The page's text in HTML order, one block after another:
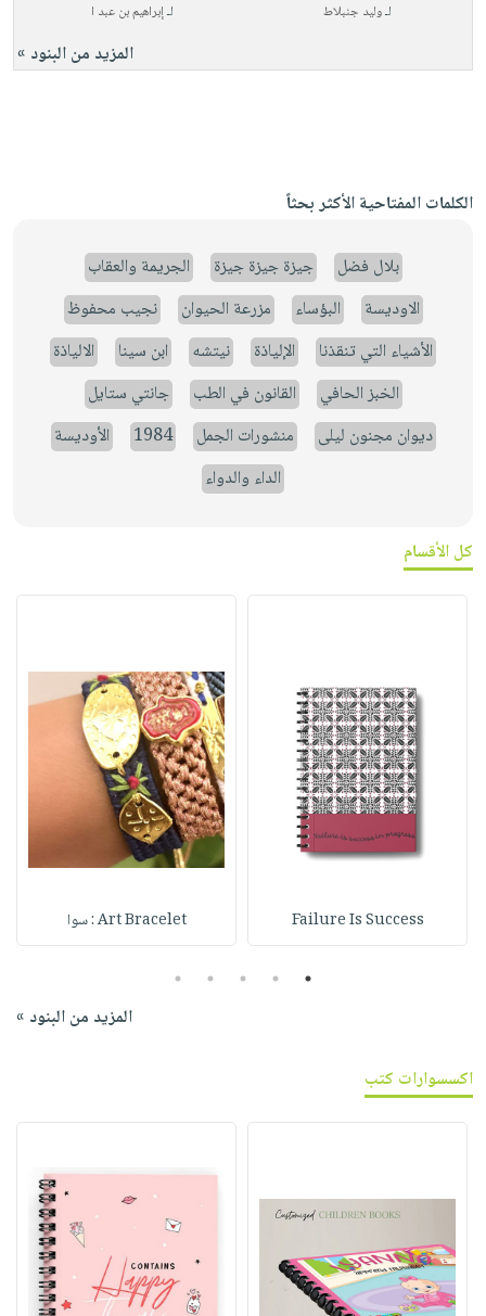
لـوليد جنبلاط
لـإبراهيم بن عبد ا
المزيد من البنود »
الكلمات المفتاحية الأكثر بحثاً
بلال فضل جيزة جيزة جيزة
الجريمة والعقاب
الاوديسة
البؤساء مزرعة الحيوان
نجيب محفوظ
الأشياء التي تنقذنا
الإلياذة نيتشه ابن سينا
الالياذة
الخبز الحافي
القانون في الطب
جانتي ستايل
ديوان مجنون ليلى
منشورات الجمل 1984
الأوديسة
الداء والدواء
كل الأقسام
Failure Is Success Art Bracelet : سوا
1
2
3
4
5
المزيد من البنود »
اكسسوارات كتب